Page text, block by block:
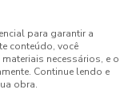
para garantir a
conteúdo, você
necessários, e o
Continue lendo e
obra.